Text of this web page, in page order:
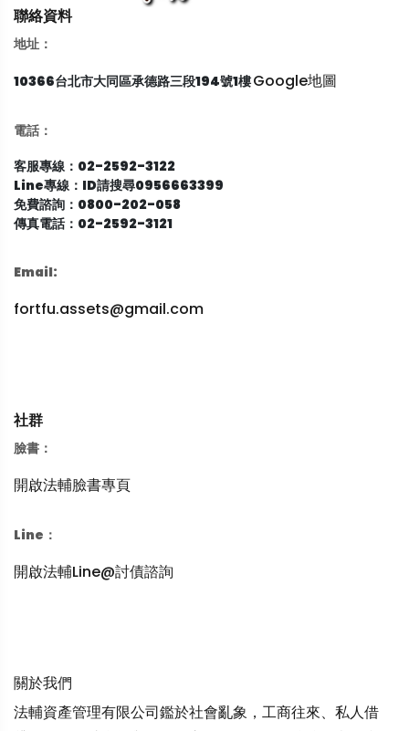
聯絡資料
地址：
10366台北市大同區承德路三段194號1樓Google地圖
電話：
客服專線：02-2592-3122
Line專線：ID請搜尋0956663399
免費諮詢：0800-202-058
傳真電話：02-2592-3121
Email:
fortfu.assets@gmail.com
社群
臉書：
開啟法輔臉書專頁
Line：
開啟法輔Line@討債諮詢
關於我們
法輔資產管理有限公司鑑於社會亂象，工商往來、私人借